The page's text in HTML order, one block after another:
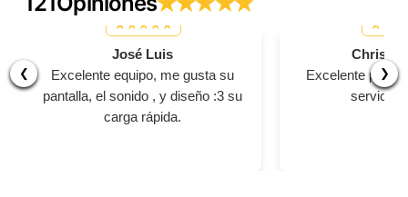
❮ ❯
José Luis
Excelente equipo, me gusta su
pantalla, el sonido , y diseño :3 su
carga rápida.
Excelente
servicio,